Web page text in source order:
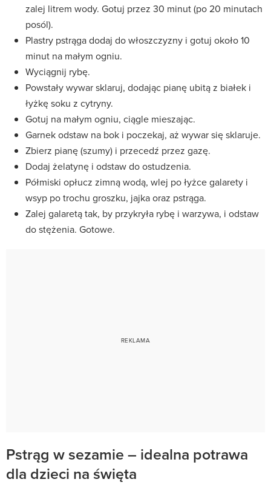
zalej litrem wody. Gotuj przez 30 minut (po 20 minutach
posól).
Plastry pstrąga dodaj do włoszczyzny i gotuj około 10
minut na małym ogniu.
Wyciągnij rybę.
Powstały wywar sklaruj, dodając pianę ubitą z białek i
łyżkę soku z cytryny.
Gotuj na małym ogniu, ciągle mieszając.
Garnek odstaw na bok i poczekaj, aż wywar się sklaruje.
Zbierz pianę (szumy) i przecedź przez gazę.
Dodaj żelatynę i odstaw do ostudzenia.
Półmiski opłucz zimną wodą, wlej po łyżce galarety i
wsyp po trochu groszku, jajka oraz pstrąga.
Zalej galaretą tak, by przykryła rybę i warzywa, i odstaw
do stężenia. Gotowe.
Pstrąg w sezamie – idealna potrawa
dla dzieci na święta